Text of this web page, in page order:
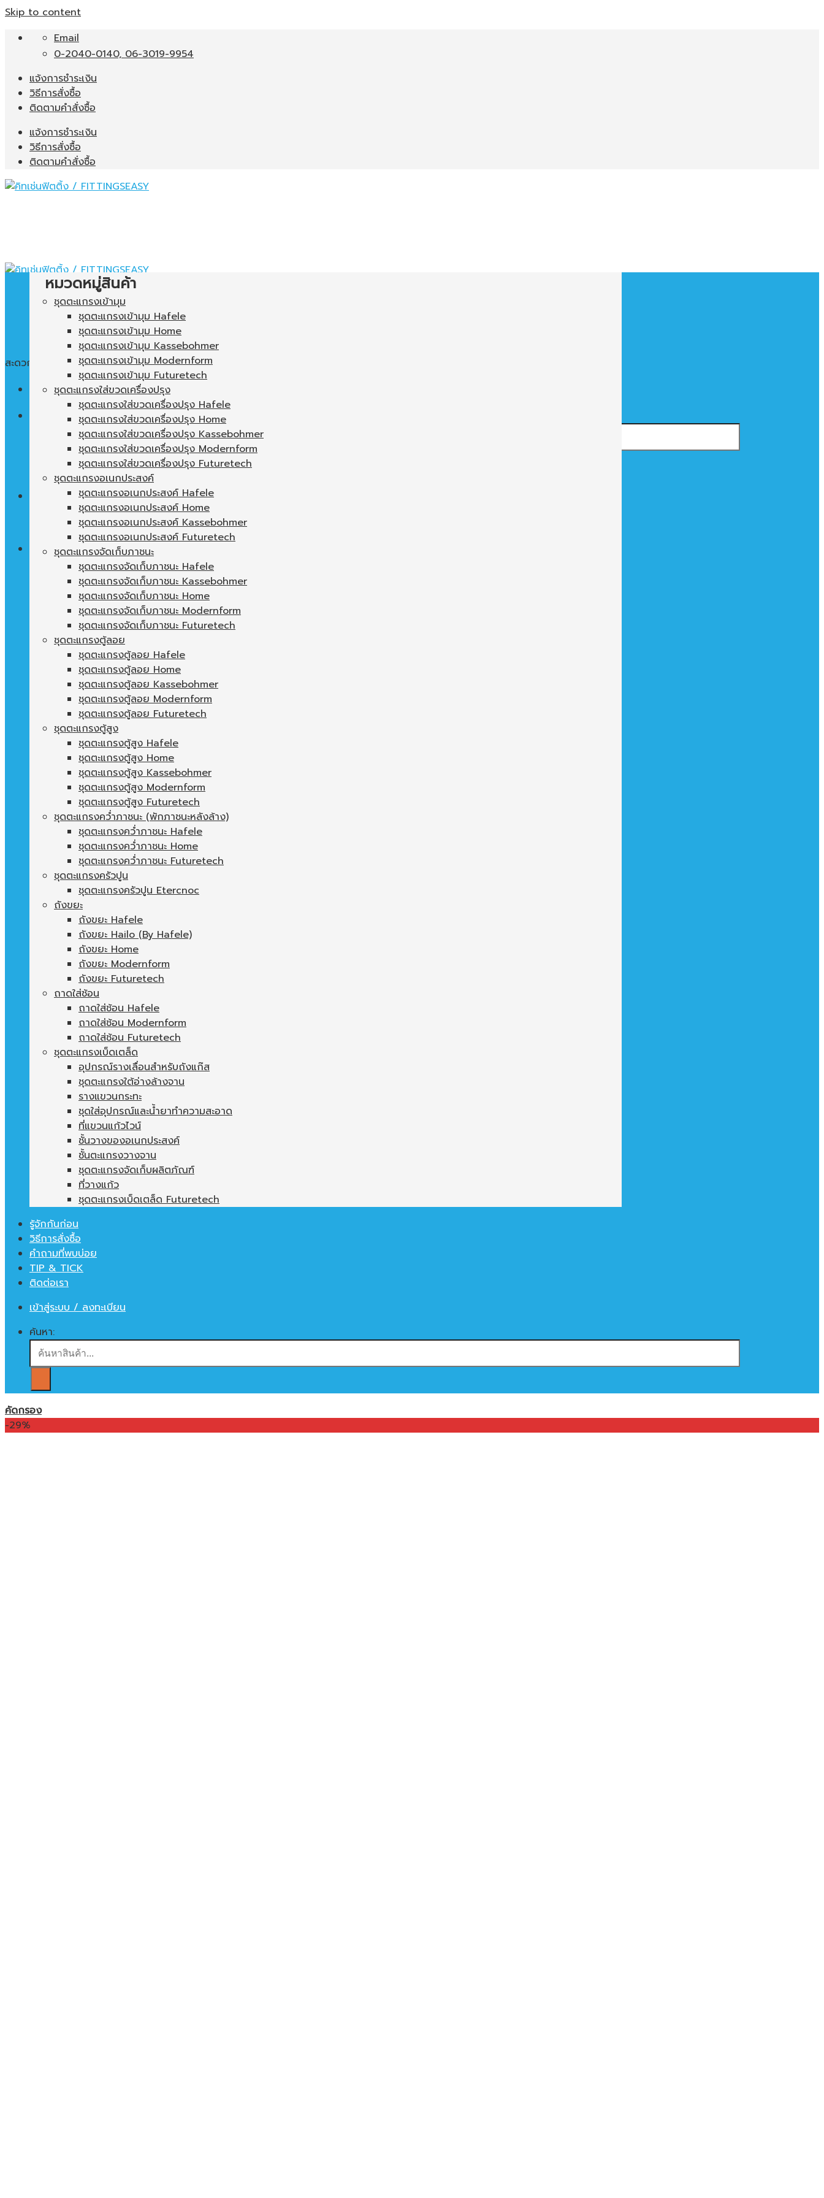
Skip to content
Email
0-2040-0140, 06-3019-9954
แจ้งการชำระเงิน
วิธีการสั่งซื้อ
ติดตามคำสั่งซื้อ
แจ้งการชำระเงิน
วิธีการสั่งซื้อ
ติดตามคำสั่งซื้อ
สะดวก ใช้งานง่าย พื้นที่ในตู้ไม่เปล่าประโยชน์
Menu
ไม่มีสินค้าในตะกร้า
ตะกร้าสินค้า
ไม่มีสินค้าในตะกร้า
หมวดหมู่สินค้า
ชุดตะแกรงเข้ามุม
ชุดตะแกรงเข้ามุม Hafele
ชุดตะแกรงเข้ามุม Home
ชุดตะแกรงเข้ามุม Kassebohmer
ชุดตะแกรงเข้ามุม Modernform
ชุดตะแกรงเข้ามุม Futuretech
ชุดตะแกรงใส่ขวดเครื่องปรุง
ชุดตะแกรงใส่ขวดเครื่องปรุง Hafele
ชุดตะแกรงใส่ขวดเครื่องปรุง Home
ชุดตะแกรงใส่ขวดเครื่องปรุง Kassebohmer
ชุดตะแกรงใส่ขวดเครื่องปรุง Modernform
ชุดตะแกรงใส่ขวดเครื่องปรุง Futuretech
ชุดตะแกรงอเนกประสงค์
ชุดตะแกรงอเนกประสงค์ Hafele
ชุดตะแกรงอเนกประสงค์ Home
ชุดตะแกรงอเนกประสงค์ Kassebohmer
ชุดตะแกรงอเนกประสงค์ Futuretech
ชุดตะแกรงจัดเก็บภาชนะ
ชุดตะแกรงจัดเก็บภาชนะ Hafele
ชุดตะแกรงจัดเก็บภาชนะ Kassebohmer
ชุดตะแกรงจัดเก็บภาชนะ Home
ชุดตะแกรงจัดเก็บภาชนะ Modernform
ชุดตะแกรงจัดเก็บภาชนะ Futuretech
ชุดตะแกรงตู้ลอย
ชุดตะแกรงตู้ลอย Hafele
ชุดตะแกรงตู้ลอย Home
ชุดตะแกรงตู้ลอย Kassebohmer
ชุดตะแกรงตู้ลอย Modernform
ชุดตะแกรงตู้ลอย Futuretech
ชุดตะแกรงตู้สูง
ชุดตะแกรงตู้สูง Hafele
ชุดตะแกรงตู้สูง Home
ชุดตะแกรงตู้สูง Kassebohmer
ชุดตะแกรงตู้สูง Modernform
ชุดตะแกรงตู้สูง Futuretech
ชุดตะแกรงคว่ำภาชนะ (พักภาชนะหลังล้าง)
ชุดตะแกรงคว่ำภาชนะ Hafele
ชุดตะแกรงคว่ำภาชนะ Home
ชุดตะแกรงคว่ำภาชนะ Futuretech
ชุดตะแกรงครัวปูน
ชุดตะแกรงครัวปูน Etercnoc
ถังขยะ
ถังขยะ Hafele
ถังขยะ Hailo (By Hafele)
ถังขยะ Home
ถังขยะ Modernform
ถังขยะ Futuretech
ถาดใส่ช้อน
ถาดใส่ช้อน Hafele
ถาดใส่ช้อน Modernform
ถาดใส่ช้อน Futuretech
ชุดตะแกรงเบ็ดเตล็ด
อุปกรณ์รางเลื่อนสำหรับถังแก๊ส
ชุดตะแกรงใต้อ่างล้างจาน
รางแขวนกระทะ
ชุดใส่อุปกรณ์และน้ำยาทำความสะอาด
ที่แขวนแก้วไวน์
ชั้นวางของอเนกประสงค์
ชั้นตะแกรงวางจาน
ชุดตะแกรงจัดเก็บผลิตภัณฑ์
ที่วางแก้ว
ชุดตะแกรงเบ็ดเตล็ด Futuretech
รู้จักกันก่อน
วิธีการสั่งซื้อ
คำถามที่พบบ่อย
TIP & TICK
ติดต่อเรา
เข้าสู่ระบบ / ลงทะเบียน
ค้นหา:
คัดกรอง
-29%